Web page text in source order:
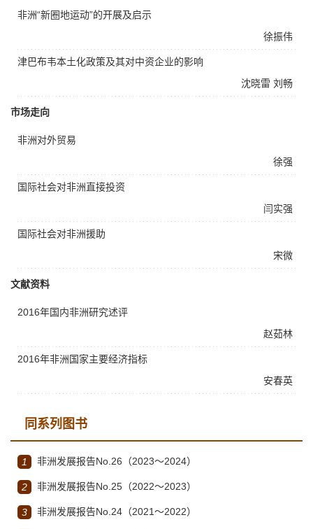
徐振伟
非洲“新圈地运动”的开展及启示
沈晓雷 刘畅
津巴布韦本土化政策及其对中资企业的影响
市场走向
徐强
非洲对外贸易
闫实强
国际社会对非洲直接投资
宋微
国际社会对非洲援助
文献资料
赵茹林
2016年国内非洲研究述评
安春英
2016年非洲国家主要经济指标
同系列图书
1 非洲发展报告No.26（2023～2024）
2 非洲发展报告No.25（2022～2023）
3 非洲发展报告No.24（2021～2022）